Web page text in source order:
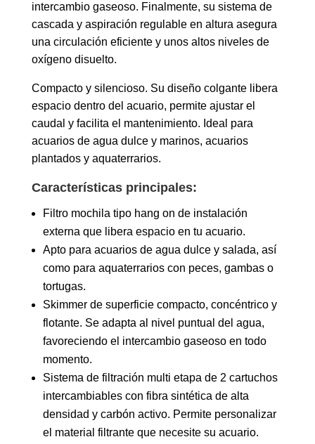
intercambio gaseoso. Finalmente, su sistema de
cascada y aspiración regulable en altura asegura
una circulación eficiente y unos altos niveles de
oxígeno disuelto.
Compacto y silencioso. Su diseño colgante libera
espacio dentro del acuario, permite ajustar el
caudal y facilita el mantenimiento. Ideal para
acuarios de agua dulce y marinos, acuarios
plantados y aquaterrarios.
Características principales:
Filtro mochila tipo hang on de instalación
externa que libera espacio en tu acuario.
Apto para acuarios de agua dulce y salada, así
como para aquaterrarios con peces, gambas o
tortugas.
Skimmer de superficie compacto, concéntrico y
flotante. Se adapta al nivel puntual del agua,
favoreciendo el intercambio gaseoso en todo
momento.
Sistema de filtración multi etapa de 2 cartuchos
intercambiables con fibra sintética de alta
densidad y carbón activo. Permite personalizar
el material filtrante que necesite su acuario.